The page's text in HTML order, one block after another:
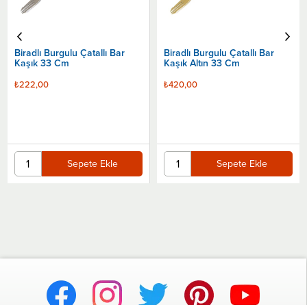
Biradlı Burgulu Çatallı Bar
Kaşık Altın 33 Cm
₺420,00
Sepete Ekle
Sepete Ekle